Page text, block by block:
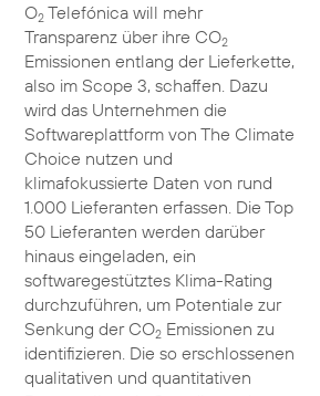
O2Telefónica will mehr
Transparenz über ihre CO2
Emissionen entlang der Lieferkette,
also im Scope 3, schaffen. Dazu
wird das Unternehmen die
Softwareplattform von The Climate
Choice nutzen und
klimafokussierte Daten von rund
1.000 Lieferanten erfassen. Die Top
50 Lieferanten werden darüber
hinaus eingeladen, ein
softwaregestütztes Klima-Rating
durchzuführen, um Potentiale zur
Senkung der CO2Emissionen zu
identifizieren. Die so erschlossenen
qualitativen und quantitativen